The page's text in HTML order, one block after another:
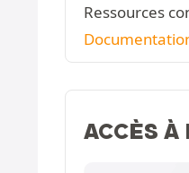
Ressources
ACCÈS À